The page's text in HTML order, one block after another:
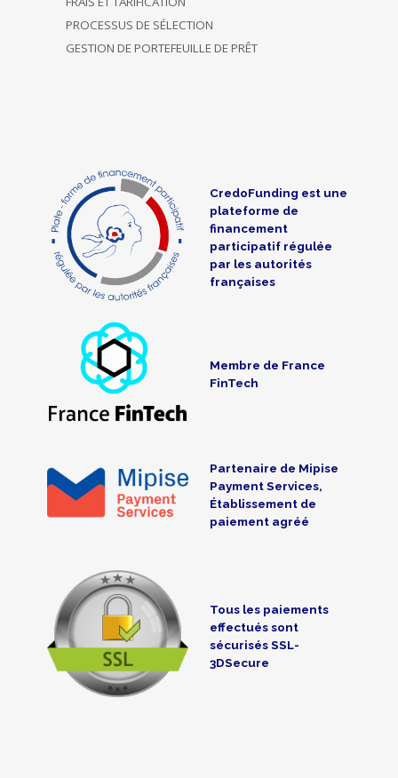
PROCESSUS DE SÉLECTION
GESTION DE PORTEFEUILLE DE PRÊT
CredoFunding est une
plateforme de
financement
participatif régulée
par les autorités
françaises
Membre de France
FinTech
Partenaire de Mipise
Payment Services,
Établissement de
paiement agréé
Tous les paiements
effectués sont
sécurisés SSL-
3DSecure